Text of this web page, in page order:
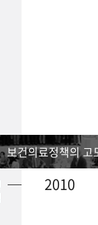
보건의료정책의 고
2010